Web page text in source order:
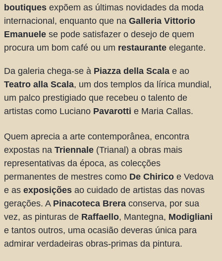
boutiquesexpõem as últimas novidades da moda
internacional, enquanto que na Galleria Vittorio
Emanuelese pode satisfazer o desejo de quem
procura um bom café ou um restauranteelegante.
Da galeria chega-se à Piazza della Scalae ao
Teatro alla Scala, um dos templos da lírica mundial,
um palco prestigiado que recebeu o talento de
artistas como Luciano Pavarotti e Maria Callas.
Quem aprecia a arte contemporânea, encontra
expostas na Triennale(Trianal) a obras mais
representativas da época, as colecções
permanentes de mestres como De Chiricoe Vedova
e as exposiçõesao cuidado de artistas das novas
gerações. A Pinacoteca Breraconserva, por sua
vez, as pinturas de Raffaello, Mantegna, Modigliani
e tantos outros, uma ocasião deveras única para
admirar verdadeiras obras-primas da pintura.